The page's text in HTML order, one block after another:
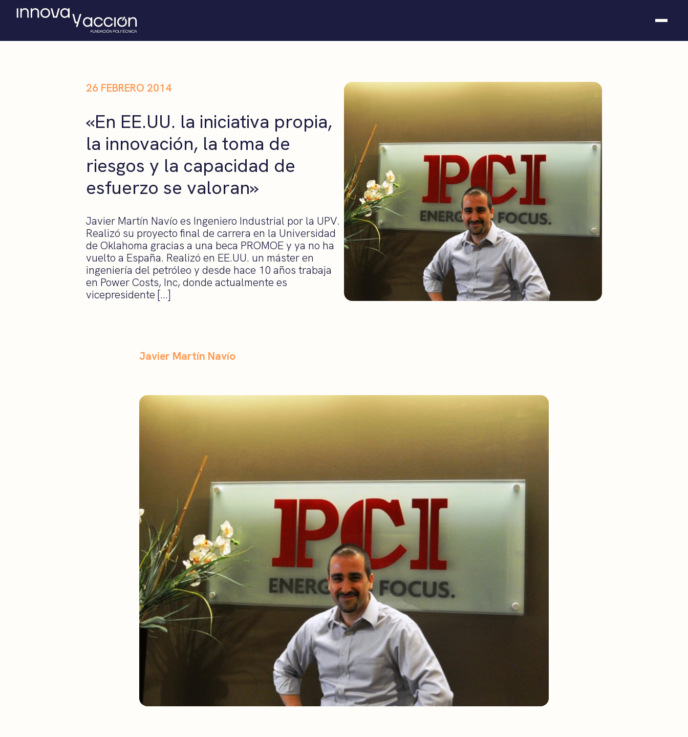
26 FEBRERO 2014
«En EE.UU. la iniciativa propia,
la innovación, la toma de
riesgos y la capacidad de
esfuerzo se valoran»
Javier Martín Navío es Ingeniero Industrial por la UPV.
Realizó su proyecto final de carrera en la Universidad
de Oklahoma gracias a una beca PROMOE y ya no ha
vuelto a España. Realizó en EE.UU. un máster en
ingeniería del petróleo y desde hace 10 años trabaja
en Power Costs, Inc, donde actualmente es
vicepresidente […]
Javier Martín Navío